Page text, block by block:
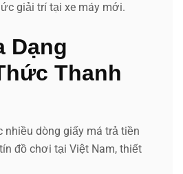
giải trí tại xe máy mới.
Dạng
Thanh
nhiều dòng giấy má trả tiền
đồ chơi tại Việt Nam, thiết